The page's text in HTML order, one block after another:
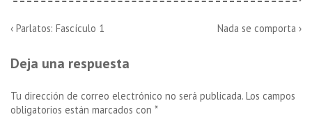
Navegación
de
entradas
La
anterior
es
‹ Parlatos: Fascículo 1
La
Nada se comporta ›
Deja una respuesta
Tu dirección de correo electrónico no será publicada. Los campos
obligatorios están marcados con *